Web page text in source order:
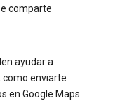
comparte
ayudar a
como enviarte
en Google Maps.